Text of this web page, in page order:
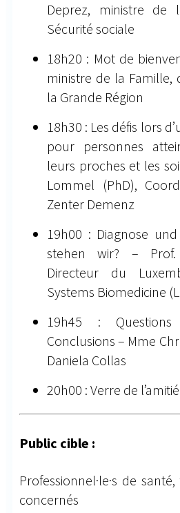
Deprez, ministre
Sécurité sociale
18h20 : Mot de
ministre de la Famille,
la Grande Région
18h30 : Les défis lors
pour personnes
leurs proches et les
Lommel (PhD),
Zenter Demenz
19h00 : Diagnose
stehen wir? – Prof.
Directeur du
Systems Biomedicine
19h45 :
Conclusions – Mme
Daniela Collas
20h00 : Verre de l’amitié
Public cible :
Professionnel·le·s de
concernés